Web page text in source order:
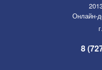
Онлайн-
8